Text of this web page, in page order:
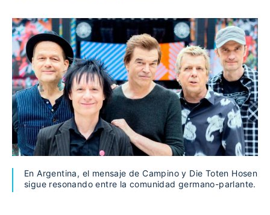
En Argentina, el mensaje de Campino y Die Toten Hosen
sigue resonando entre la comunidad germano-parlante.